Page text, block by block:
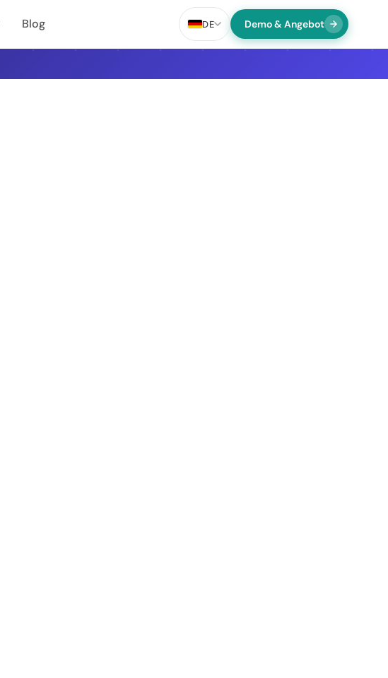
Blog DE Demo & Angebot